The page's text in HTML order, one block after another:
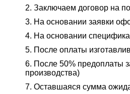
Заключаем договор на
На основании заявки
На основании
После оплаты
После 50% предоплаты
производства)
Оставшаяся сумма